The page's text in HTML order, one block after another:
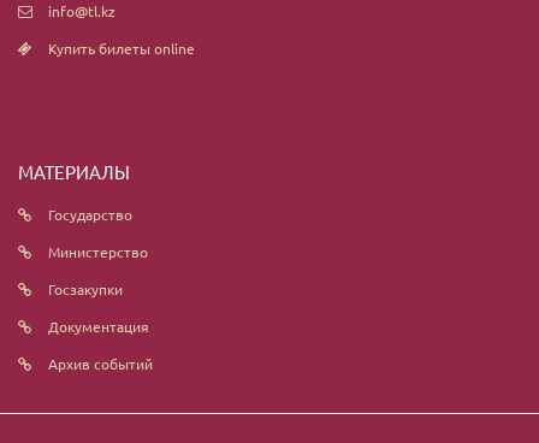
info@tl.kz
Купить билеты online
МАТЕРИАЛЫ
Государство
Министерство
Госзакупки
Документация
Архив событий